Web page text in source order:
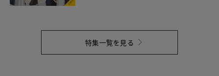
特集一覧を見る